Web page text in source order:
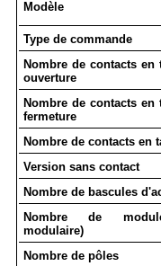
Modèle
Type de commande
Nombre de contacts en
ouverture
Nombre de contacts en
fermeture
Nombre de contacts en
Version sans contact
Nombre de bascules
Nombre de
modulaire)
Nombre de pôles